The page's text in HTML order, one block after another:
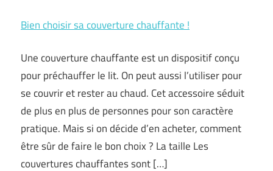
Bien choisir sa couverture chauffante !
Une couverture chauffante est un dispositif conçu
pour préchauffer le lit. On peut aussi l’utiliser pour
se couvrir et rester au chaud. Cet accessoire séduit
de plus en plus de personnes pour son caractère
pratique. Mais si on décide d’en acheter, comment
être sûr de faire le bon choix ? La taille Les
couvertures chauffantes sont […]